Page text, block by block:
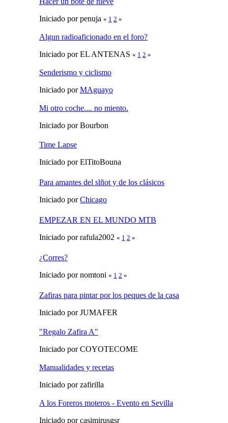
Iniciado por penuja « 1 2 »
Algun radioaficionado en el foro?
Iniciado por EL ANTENAS « 1 2 »
Senderismo y ciclismo
Iniciado porMAguayo
Mi otro coche.... no miento.
Iniciado por Bourbon
Time Lapse
Iniciado por ElTitoBouna
Para amantes del slñot y de los clásicos
Iniciado porChicago
EMPEZAR EN EL MUNDO MTB
Iniciado por rafula2002 « 1 2 »
¿Corres?
Iniciado por nomtoni « 1 2 »
Zafiras para pintar por los peques de la casa
Iniciado por JUMAFER
"Regalo Zafira A"
Iniciado por COYOTECOME
Manualidades y recetas
Iniciado por zafirilla
A los Foreros moteros - Evento en Sevilla
Iniciado por casimirusgsr